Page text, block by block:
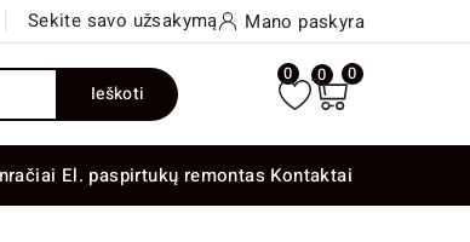
Sekite savo užsakymą Mano paskyra
Ieškoti
0 0 0
El. paspirtukų remontas Kontaktai